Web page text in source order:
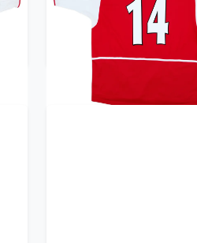
359.99£ · ca. €425
Trikot kaufen